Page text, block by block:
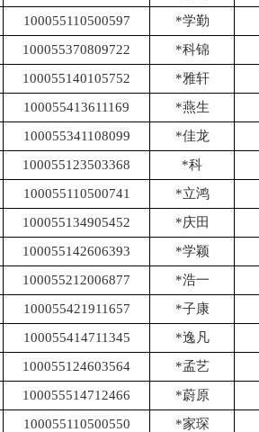
100055110500597
*学勤
100055370809722
*科锦
100055140105752
*雅轩
100055413611169
*燕生
100055341108099
*佳龙
100055123503368
*科
100055110500741
*立鸿
100055134905452
*庆田
100055142606393
*学颖
100055212006877
*浩一
100055421911657
*子康
100055414711345
*逸凡
100055124603564
*孟艺
100055514712466
*蔚原
100055110500550
*家琛